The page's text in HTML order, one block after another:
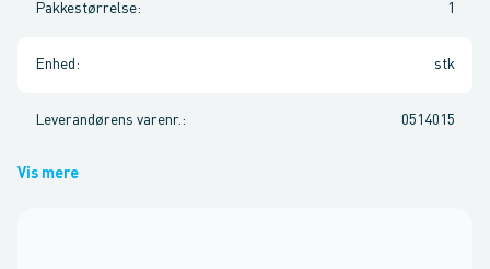
Pakkestørrelse: 1
Enhed : stk
Leverandørens varenr. : 0514015
Vis mere